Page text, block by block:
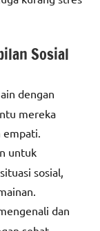
Sosial
dengan
mereka
untuk
sosial,
dan